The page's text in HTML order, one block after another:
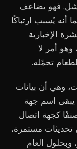
فهو يضاعف
أنه يُسبب ارتباكًا
الإخبارية
وهو أمر لا
تحمّله.
وهي أن بيانات
يبقى اسم جهة
كجهة اتصال
مستمرة،
العام